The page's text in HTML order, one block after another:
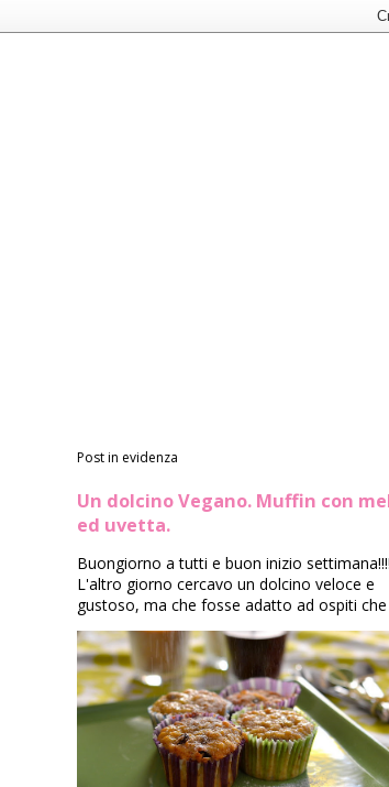
Post in evidenza
Un dolcino Vegano. Muffin con
ed uvetta.
Buongiorno a tutti e buon inizio
L'altro giorno cercavo un dolcino veloce e
gustoso, ma che fosse adatto ad ospiti che